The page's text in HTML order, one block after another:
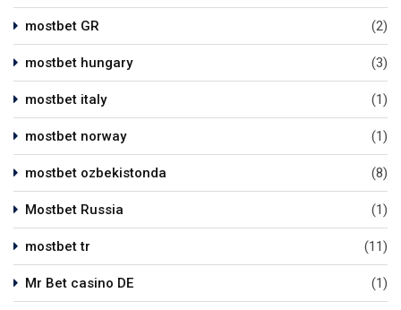
mostbet GR (2)
mostbet hungary (3)
mostbet italy (1)
mostbet norway (1)
mostbet ozbekistonda (8)
Mostbet Russia (1)
mostbet tr (11)
Mr Bet casino DE (1)